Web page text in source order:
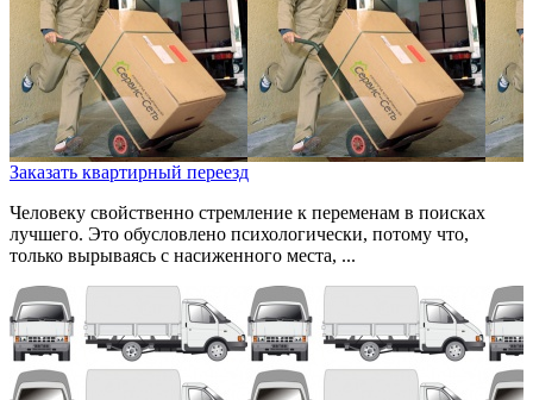
Заказать квартирный переезд
Человеку свойственно стремление к переменам в поисках
лучшего. Это обусловлено психологически, потому что,
только вырываясь с насиженного места, ...